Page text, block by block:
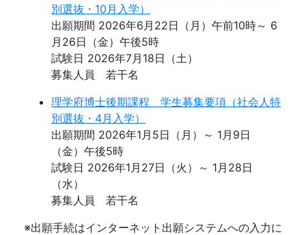
別選抜・10月入学）
出願期間 2026年6月22日（月）午前10時～ 6
月26日（金）午後5時
試験日 2026年7月18日（土）
募集人員 若干名
理学府博士後期課程 学生募集要項（社会人特
別選抜・4月入学）
出願期間 2026年1月5日（月）～ 1月9日
（金）午後5時
試験日 2026年1月27日（火）～ 1月28日
（水）
募集人員 若干名
※出願手続はインターネット出願システムへの入力に